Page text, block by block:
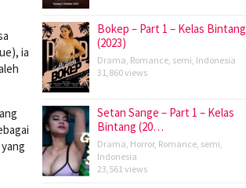
ia
Bokep – Part 1 – Kelas Bintang
(2023)
Drama, Romance, semi, Indonesia
31,860 views
Setan Sange – Part 1 – Kelas
Bintang (20…
Drama, Horror, Romance, semi,
Indonesia
23,561 views